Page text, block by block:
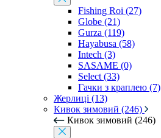
Fishing Roi (27)
Globe (21)
Gurza (119)
Hayabusa (58)
Intech (3)
SASAME (0)
Select (33)
Гачки з краплею (7)
Жерлиці (13)
Кивок зимовий (246)
Кивок зимовий (246)